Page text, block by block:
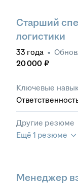
Старший
логистики
33 года •
20 000 ₽
Ключевые
Другие резюме
Ещё 1 резюме
Менеджер